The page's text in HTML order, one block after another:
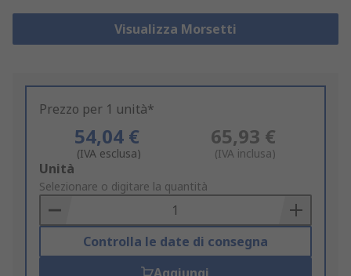
Visualizza Morsetti
Prezzo per 1 unità*
54,04 €
(IVA esclusa)
65,93 €
(IVA inclusa)
Add
to
Basket
Unità
Selezionare o digitare la quantità
Controlla le date di consegna